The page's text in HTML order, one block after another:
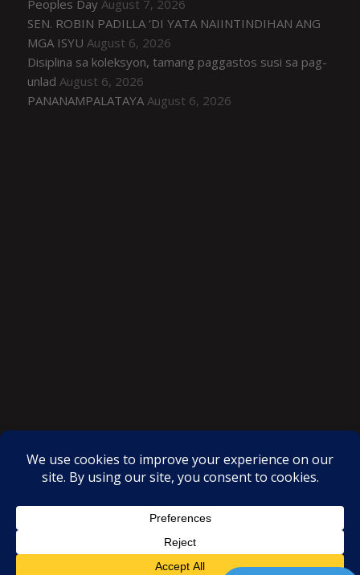
Peoples Day August 7, 2026
SEN. ROBIN PADILLA ‘DI YATA NAIINTINDIHAN ANG
MGA ISYU August 6, 2026
Disiplina sa koleksyon, tamang paggastos susi sa pag-
unlad August 6, 2026
PANANAMPALATAYA August 6, 2026
Proudly powered by WordPress |Theme: SuperMag byAcme